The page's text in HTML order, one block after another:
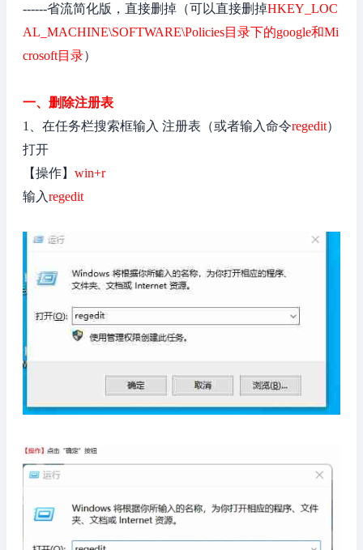
------省流简化版，直接删掉 （可以直接删掉HKEY_LOC
AL_MACHINE\SOFTWARE\Policies目录下的google和Mi
crosoft目录）
一、删除注册表
1、在任务栏搜索框输入 注册表（或者输入命令regedit）
打开
【操作】 win+r
输入regedit